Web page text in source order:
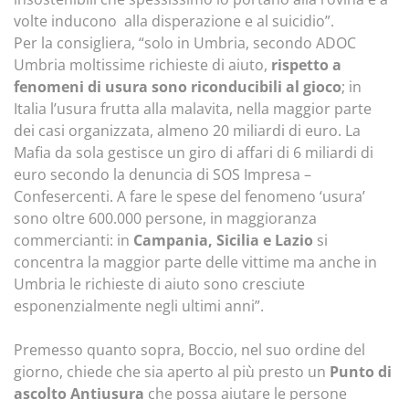
volte inducono alla disperazione e al suicidio”.
Per la consigliera, “solo in Umbria, secondo ADOC
Umbria moltissime richieste di aiuto, rispetto a
fenomeni di usura sono riconducibili al gioco; in
Italia l’usura frutta alla malavita, nella maggior parte
dei casi organizzata, almeno 20 miliardi di euro. La
Mafia da sola gestisce un giro di affari di 6 miliardi di
euro secondo la denuncia di SOS Impresa –
Confesercenti. A fare le spese del fenomeno ‘usura’
sono oltre 600.000 persone, in maggioranza
commercianti: in Campania, Sicilia e Lazio si
concentra la maggior parte delle vittime ma anche in
Umbria le richieste di aiuto sono cresciute
esponenzialmente negli ultimi anni”.
Premesso quanto sopra, Boccio, nel suo ordine del
giorno, chiede che sia aperto al più presto un Punto di
ascolto Antiusura che possa aiutare le persone